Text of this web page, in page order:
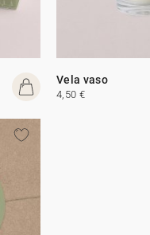
Vela vaso
4,50 €